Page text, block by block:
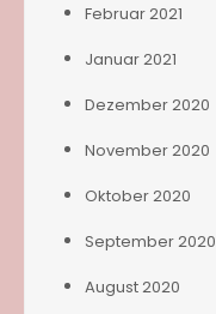
Februar 2021
Januar 2021
Dezember 2020
November 2020
Oktober 2020
September 2020
August 2020